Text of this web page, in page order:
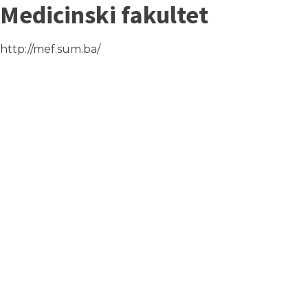
Medicinski fakultet
http://mef.sum.ba/